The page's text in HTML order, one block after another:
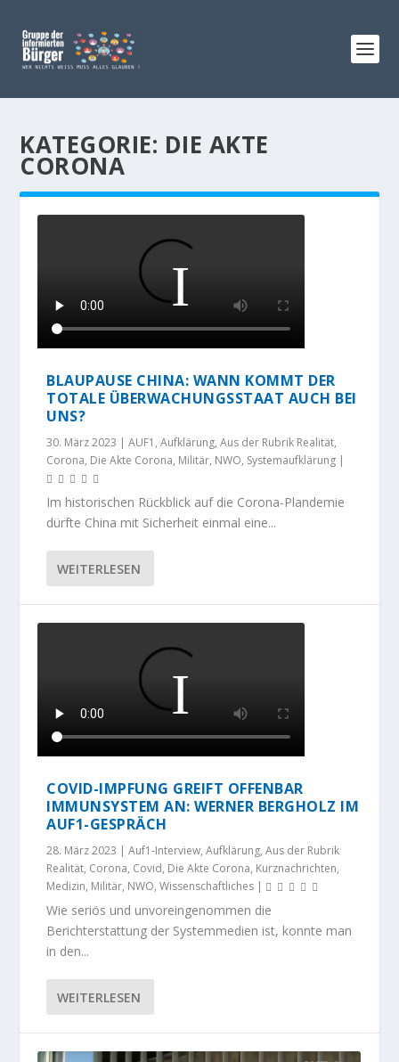
KATEGORIE: DIE AKTE
CORONA
BLAUPAUSE CHINA: WANN KOMMT DER
TOTALE ÜBERWACHUNGSSTAAT AUCH BEI
UNS?
30. März 2023 |AUF1 ,Aufklärung,Aus der Rubrik Realität,
Corona, Die Akte Corona, Militär, NWO, Systemaufklärung |
Im historischen Rückblick auf die Corona-Plandemie
dürfte China mit Sicherheit einmal eine...
WEITERLESEN
COVID-IMPFUNG GREIFT OFFENBAR
IMMUNSYSTEM AN: WERNER BERGHOLZ IM
AUF1-GESPRÄCH
28. März 2023 |Auf1-Interview,Aufklärung,Aus der Rubrik
Realität, Corona, Covid, Die Akte Corona, Kurznachrichten,
Medizin, Militär, NWO,Wissenschaftliches |
Wie seriös und unvoreingenommen die
Berichterstattung der Systemmedien ist, konnte man
in den...
WEITERLESEN